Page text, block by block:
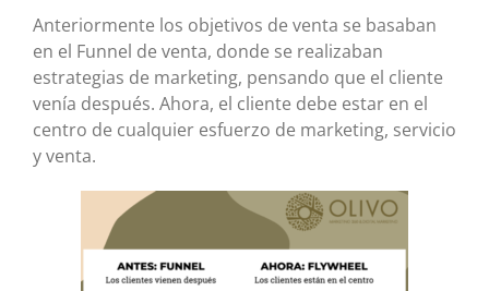
Anteriormente los objetivos de venta se basaban
en el Funnel de venta, donde se realizaban
estrategias de marketing, pensando que el cliente
venía después. Ahora, el cliente debe estar en el
centro de cualquier esfuerzo de marketing, servicio
y venta.